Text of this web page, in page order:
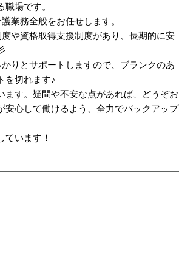
場です。
業務全般をお任せします。
や資格取得支援制度があり、長期的に安
りとサポートしますので、ブランクのあ
を切れます♪
ます。疑問や不安な点があれば、どうぞお
安心して働けるよう、全力でバックアップ
います！